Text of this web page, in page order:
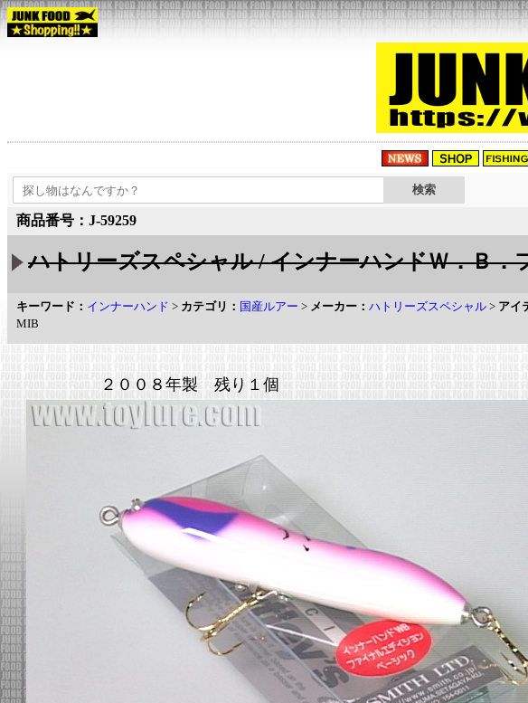
商品番号：J-59259
ハトリーズスペシャル / インナーハンドＷ．Ｂ
キーワード： インナーハンド > カテゴリ： 国産ルアー > メーカー： ハトリーズスペシャル > アイ
MIB
２００８年製 残り１個